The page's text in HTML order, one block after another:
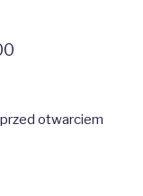
otwarciem